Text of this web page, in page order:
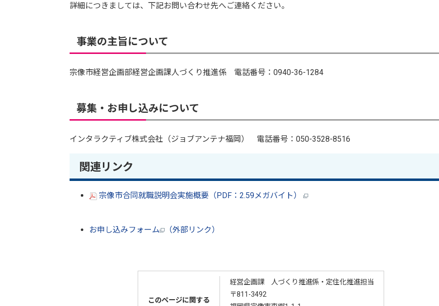
詳細につきましては、下記お問い合わせ先へご連絡ください。
事業の主旨について
宗像市経営企画部経営企画課人づくり推進係 電話番号：0940-36-1284
募集・お申し込みについて
インタラクティブ株式会社（ジョブアンテナ福岡） 電話番号：050-3528-8516
関連リンク
宗像市合同就職説明会実施概要（PDF：2.59メガバイト）
お申し込みフォーム （外部リンク）
このページに関する
経営企画課 人づくり推進係・定住化推進担当
〒811-3492